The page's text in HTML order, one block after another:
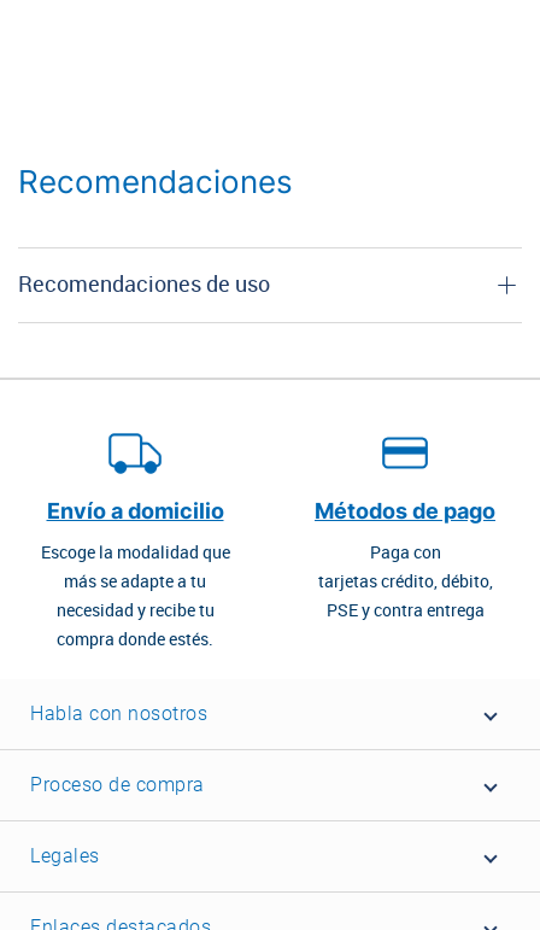
Recomendaciones
Recomendaciones de uso
Envío a domicilio
Escoge la modalidad que
más se adapte a tu
necesidad y recibe tu
compra donde estés.
Métodos de pago
Paga con
tarjetas crédito, débito,
PSE y contra entrega
Habla con nosotros
Proceso de compra
Legales